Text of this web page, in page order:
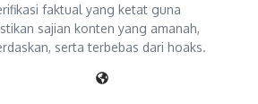
faktual yang ketat guna
sajian konten yang amanah,
serta terbebas dari hoaks.